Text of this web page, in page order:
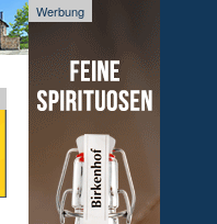
Werbung